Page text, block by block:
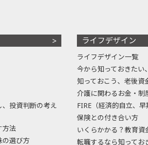
、投資判断の考え
方法
の選び方
ライフデザイン
ライフデザイン一覧
今から知っておきたい
知っておこう、老後資
介護に関わるお金・制
FIRE（経済的自立、早
保険との付き合い方
いくらかかる？教育
転職するなら知ってお